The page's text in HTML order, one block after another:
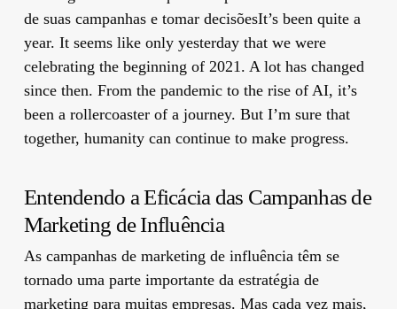
de suas campanhas e tomar decisõesIt’s been quite a
year. It seems like only yesterday that we were
celebrating the beginning of 2021. A lot has changed
since then. From the pandemic to the rise of AI, it’s
been a rollercoaster of a journey. But I’m sure that
together, humanity can continue to make progress.
Entendendo a Eficácia das Campanhas de
Marketing de Influência
As campanhas de marketing de influência têm se
tornado uma parte importante da estratégia de
marketing para muitas empresas. Mas cada vez mais,